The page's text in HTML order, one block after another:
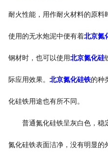
耐火性能，用作耐火材料的原料
使用的无水炮泥中便有着北京氮
钢材时，也可以使用北京氮化硅
际应用效果。 北京氮化硅铁的种
化硅铁用途也有所不同。
普通氮化硅铁呈灰白色，稳
氮化硅铁表面洁净，没有明显的